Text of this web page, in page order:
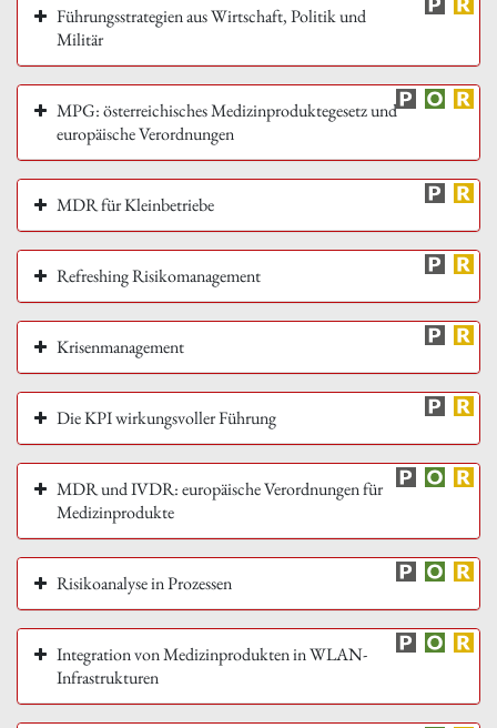
Führungsstrategien aus Wirtschaft, Politik und
Militär
MPG: österreichisches Medizinproduktegesetz und
europäische Verordnungen
MDR für Kleinbetriebe
Refreshing Risikomanagement
Krisenmanagement
Die KPI wirkungsvoller Führung
MDR und IVDR: europäische Verordnungen für
Medizinprodukte
Risikoanalyse in Prozessen
Integration von Medizinprodukten in WLAN-
Infrastrukturen